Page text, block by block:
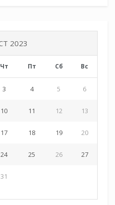
2023
Чт Пт Сб Вс
3 4 5 6
10 11 12 13
17 18 19 20
24 25 26 27
31